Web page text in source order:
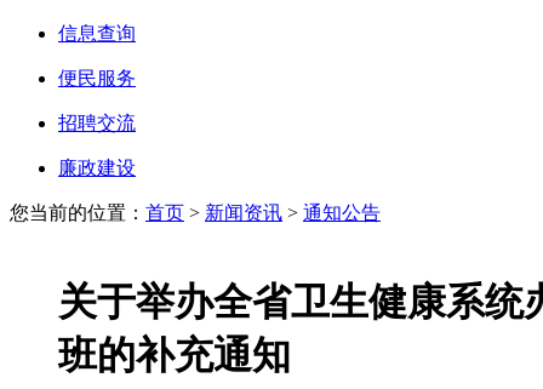
信息查询
便民服务
招聘交流
廉政建设
您当前的位置： 首页 > 新闻资讯 > 通知公告
关于举办全省卫生健康系
班的补充通知